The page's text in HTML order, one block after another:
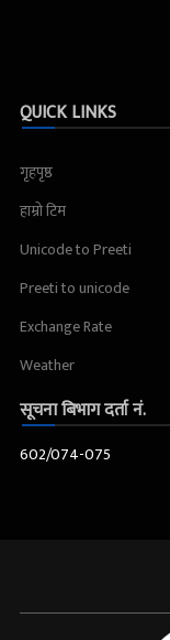
QUICK LINKS
गृहपृष्ठ
हाम्रो टिम
Unicode to Preeti
Preeti to unicode
Exchange Rate
Weather
सूचना बिभाग दर्ता नं.
602/074-075